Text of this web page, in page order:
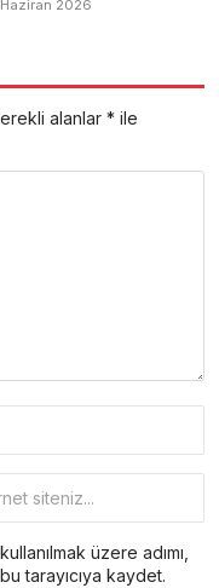
Haziran 2026
alanlar * ile
üzere adımı,
tarayıcıya kaydet.